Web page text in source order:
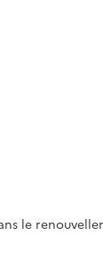
le